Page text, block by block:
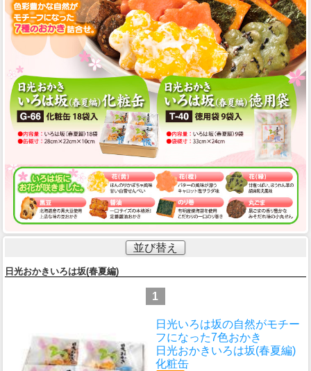
並び替え
日光おかきいろは坂(春夏編)
1
日光いろは坂の自然がモチー
フになった7色おかき
日光おかきいろは坂(春夏編)
化粧缶